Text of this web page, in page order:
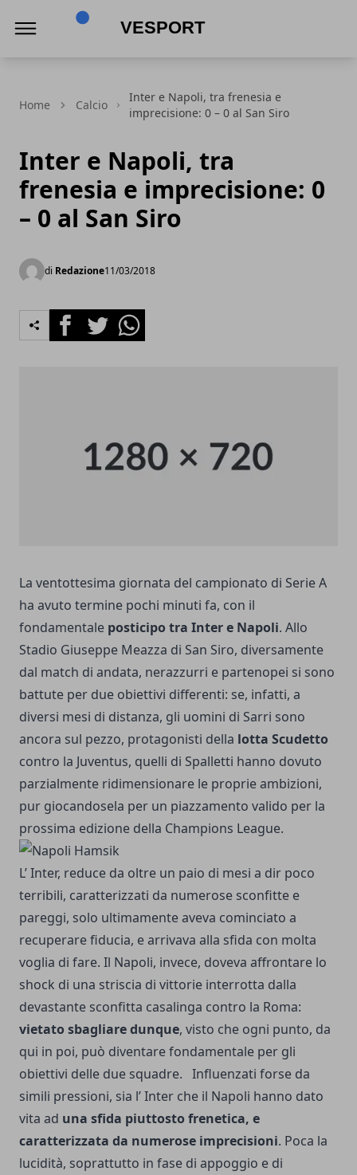
Home Calcio
Inter e Napoli, tra frenesia e
imprecisione: 0 – 0 al San Siro
Inter e Napoli, tra
frenesia e imprecisione: 0
– 0 al San Siro
di Redazione11/03/2018
FacebookTwitterWhatsapp
La ventottesima giornata del campionato di Serie A
ha avuto termine pochi minuti fa, con il
fondamentale posticipo tra Inter e Napoli. Allo
Stadio Giuseppe Meazza di San Siro, diversamente
dal match di andata, nerazzurri e partenopei si sono
battute per due obiettivi differenti: se, infatti, a
diversi mesi di distanza, gli uomini di Sarri sono
ancora sul pezzo, protagonisti della lotta Scudetto
contro la Juventus, quelli di Spalletti hanno dovuto
parzialmente ridimensionare le proprie ambizioni,
pur giocandosela per un piazzamento valido per la
prossima edizione della Champions League.
L’ Inter, reduce da oltre un paio di mesi a dir poco
terribili, caratterizzati da numerose sconfitte e
pareggi, solo ultimamente aveva cominciato a
recuperare fiducia, e arrivava alla sfida con molta
voglia di fare. Il Napoli, invece, doveva affrontare lo
shock di una striscia di vittorie interrotta dalla
devastante sconfitta casalinga contro la Roma:
vietato sbagliare dunque, visto che ogni punto, da
qui in poi, può diventare fondamentale per gli
obiettivi delle due squadre. Influenzati forse da
simili pressioni, sia l’ Inter che il Napoli hanno dato
vita ad una sfida piuttosto frenetica, e
caratterizzata da numerose imprecisioni. Poca la
lucidità, soprattutto in fase di appoggio e di